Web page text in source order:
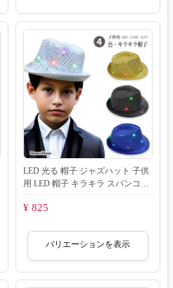
LED 光る 帽子 ジャズハット 子供
用 LED 帽子 キラキラ スパンコー
¥ 825
バリエーションを表示